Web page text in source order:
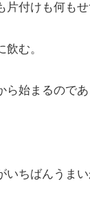
付けも何もせ
む。
始まるのであ
ちばんうまい